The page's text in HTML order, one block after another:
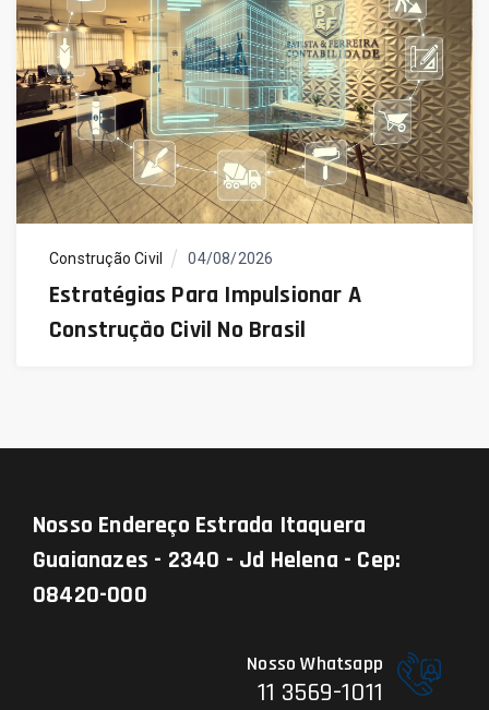
Construção Civil 04/08/2026
Estratégias Para Impulsionar A
Construção Civil No Brasil
Nosso Endereço Estrada Itaquera
Guaianazes - 2340 - Jd Helena - Cep:
08420-000
Nosso Whatsapp
11 3569-1011